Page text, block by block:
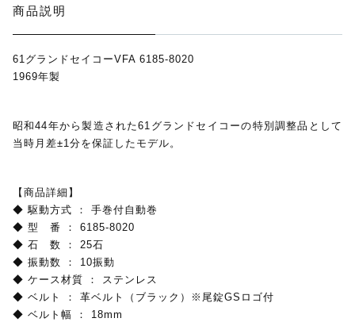
商品説明
61グランドセイコーVFA 6185-8020
1969年製
昭和44年から製造された61グランドセイコーの特別調整品として
当時月差±1分を保証したモデル。
【商品詳細】
◆ 駆動方式 ： 手巻付自動巻
◆ 型 番 ： 6185-8020
◆ 石 数 ： 25石
◆ 振動数 ： 10振動
◆ ケース材質 ： ステンレス
◆ ベルト ： 革ベルト（ブラック）※尾錠GSロゴ付
◆ ベルト幅 ： 18mm
Smaclo
マイクロネジ